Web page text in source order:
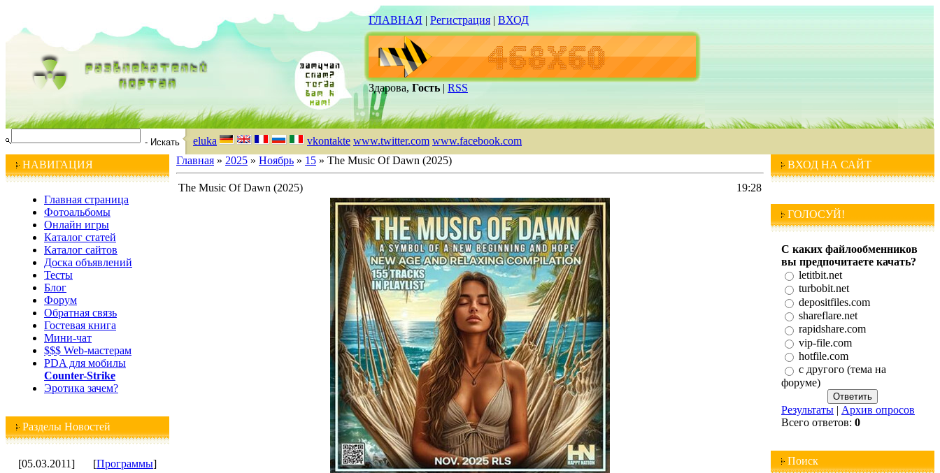
ГЛАВНАЯ | Регистрация | ВХОД
Здарова, Гость | RSS
eluka vkontakte www.twitter.com www.facebook.com
НАВИГАЦИЯ
Главная страница
Фотоальбомы
Онлайн игры
Каталог статей
Каталог сайтов
Доска объявлений
Тесты
Блог
Форум
Обратная связь
Гостевая книга
Мини-чат
$$$ Web-мастерам
PDA для мобилы
Counter-Strike
Эротика зачем?
Разделы Новостей
[05.03.2011] [Программы]
Главная » 2025 » Ноябрь » 15 » The Music Of Dawn (2025)
The Music Of Dawn (2025) 19:28
ВХОД НА САЙТ
ГОЛОСУЙ!
С каких файлообменников
вы предпочитаете качать?
letitbit.net
turbobit.net
depositfiles.com
shareflare.net
rapidshare.com
vip-file.com
hotfile.com
с другого (тема на
форуме)
Результаты | Архив опросов
Всего ответов: 0
Поиск